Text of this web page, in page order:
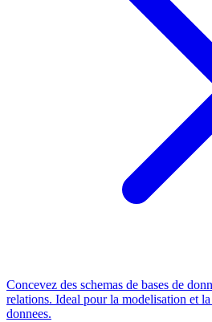
Concevez des schemas de bases de
relations. Ideal pour la modelisation et
donnees.